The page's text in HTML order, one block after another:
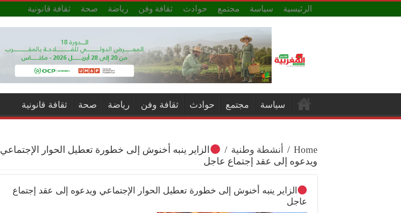
الرئيسية سياسة مجتمع حوادث ثقافة وفن رياضة صحة ثقافة قانونية
سياسة مجتمع حوادث ثقافة وفن رياضة صحة ثقافة قانونية
Home
/ أنشطة وطنية /
الزاير ينبه أخنوش إلى خطورة تعطيل الحوار الإجتماعي
ويدعوه إلى عقد إجتماع عاجل
الزاير ينبه أخنوش إلى خطورة تعطيل الحوار الإجتماعي ويدعوه إلى عقد إجتماع
عاجل